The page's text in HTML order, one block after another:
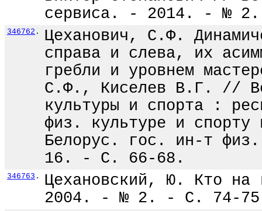
сервиса. - 2014. - №
346762 .
Цеханович, С.Ф.
справа и слева, их
гребли и уровнем
С.Ф., Киселев В.Г. //
культуры и спорта :
физ. культуре и спорту
Белорус. гос. ин-т
16. - С. 66-68.
346763 .
Цехановский, Ю. Кто
2004. - № 2. - С. 74-